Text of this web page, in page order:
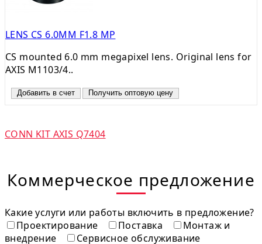
LENS CS 6.0MM F1.8 MP
CS mounted 6.0 mm megapixel lens. Original lens for
AXIS M1103/4..
Добавить в счет Получить оптовую цену
CONN KIT AXIS Q7404
Коммерческое предложение
Какие услуги или работы включить в предложение?
Проектирование
Поставка
Монтаж и
внедрение
Сервисное обслуживание